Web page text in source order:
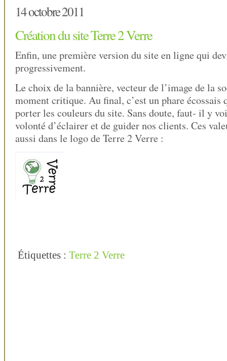
14 octobre 2011
Création du site Terre 2 Verre
Enfin, une première version du site en ligne qui
progressivement.
Le choix de la bannière, vecteur de l’image de la
moment critique. Au final, c’est un phare écossais
porter les couleurs du site. Sans doute, faut- il y
volonté d’éclairer et de guider nos clients. Ces
aussi dans le logo de Terre 2 Verre :
Étiquettes : Terre 2 Verre